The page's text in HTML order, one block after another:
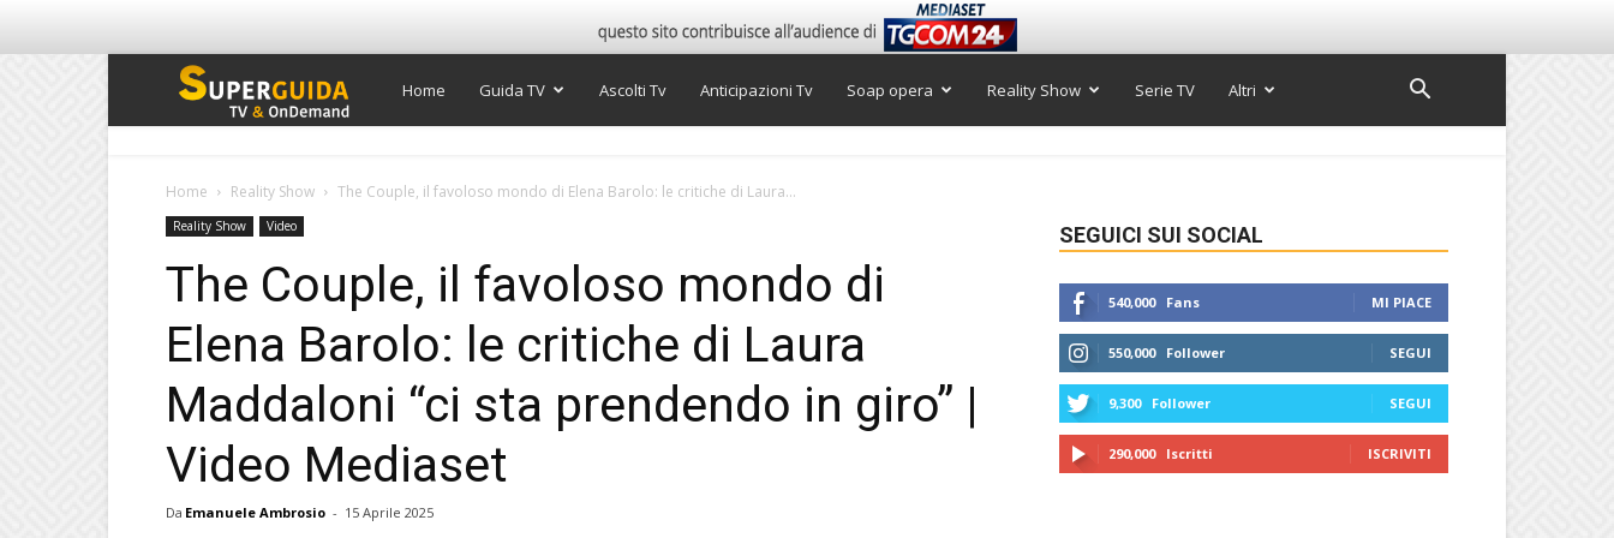
Super
Home Guida TV Ascolti Tv Anticipazioni Tv Soap opera Reality Show Serie TV Altri
Home Reality Show The Couple, il favoloso mondo di Elena Barolo: le critiche di Laura...
Reality Show Video
The Couple, il favoloso mondo di
Elena Barolo: le critiche di Laura
Maddaloni “ci sta prendendo in giro” |
Video Mediaset
Da Emanuele Ambrosio - 15 Aprile 2025
SEGUICI SUI SOCIAL
540,000 Fans MI PIACE
550,000 Follower SEGUI
9,300 Follower SEGUI
290,000 Iscritti ISCRIVITI